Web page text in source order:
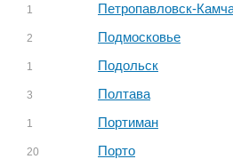
1
2
1
3
1
20
Петропавловск-
Подмосковье
Подольск
Полтава
Портиман
Порто